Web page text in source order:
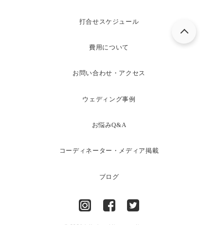
打合せスケジュール
費用について
お問い合わせ・アクセス
ウェディング事例
お悩みQ&A
コーディネーター・メディア掲載
ブログ